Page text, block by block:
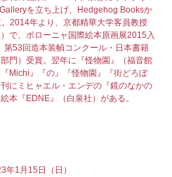
を立ち上げ、Hedgehog Booksか
2014年より、京都精華大学客員教授
で、ボローニャ国際絵本原画展2015入
53回造本装幀コンクール・日本書籍
門）受賞。翌年に『怪物園』（福音館
Michi』『の』『怪物園』『街どろぼ
にミヒャエル・エンデの『鏡のなかの
『EDNE』（白泉社）がある。
1月15日（日）